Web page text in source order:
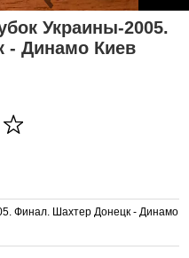
Украины-2005.
- Динамо Киев
Финал. Шахтер Донецк - Динамо